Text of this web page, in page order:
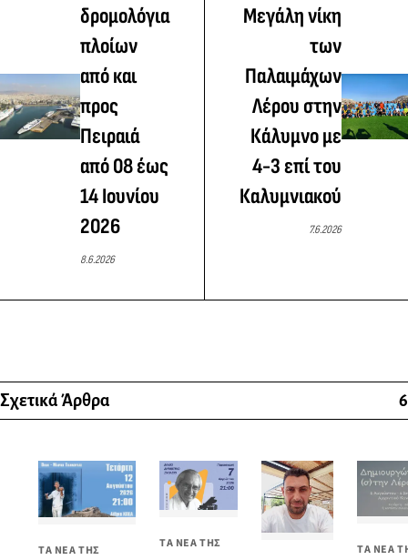
δρομολόγια
πλοίων
από και
προς
Πειραιά
από 08 έως
14 Ιουνίου
2026
8.6.2026
Μεγάλη νίκη
των
Παλαιμάχων
Λέρου στην
Κάλυμνο με
4-3 επί του
Καλυμνιακού
7.6.2026
Σχετικά Άρθρα 6
ΤΑ ΝΕΑ ΤΗΣ
ΤΑ ΝΕΑ ΤΗΣ
ΤΑ ΝΕΑ